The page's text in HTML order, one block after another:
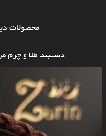
محصولات
دستبند طلا و چرم